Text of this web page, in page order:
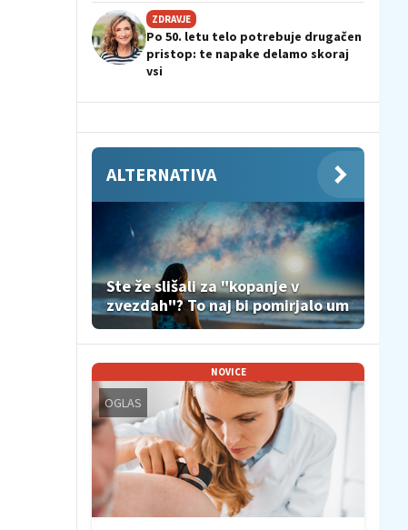
ZDRAVJE
Po 50. letu telo potrebuje drugačen
pristop: te napake delamo skoraj
vsi
ALTERNATIVA
Ste že slišali za "kopanje v
zvezdah"? To naj bi pomirjalo um
NOVICE
OGLAS